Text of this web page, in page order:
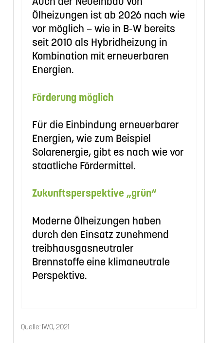
Auch der Neueinbau von
Ölheizungen ist ab 2026 nach wie
vor möglich – wie in B-W bereits
seit 2010 als Hybridheizung in
Kombination mit erneuerbaren
Energien.
Förderung möglich
Für die Einbindung erneuerbarer
Energien, wie zum Beispiel
Solarenergie, gibt es nach wie vor
staatliche Fördermittel.
Zukunftsperspektive „grün“
Moderne Ölheizungen haben
durch den Einsatz zunehmend
treibhausgasneutraler
Brennstoffe eine klimaneutrale
Perspektive.
Quelle: IWO, 2021